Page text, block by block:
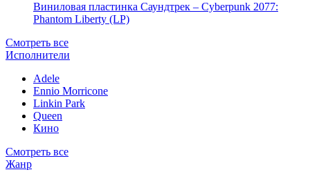
Виниловая пластинка Саундтрек – Cyberpunk 2077:
Phantom Liberty (LP)
Смотреть все
Исполнители
Adele
Ennio Morricone
Linkin Park
Queen
Кино
Смотреть все
Жанр